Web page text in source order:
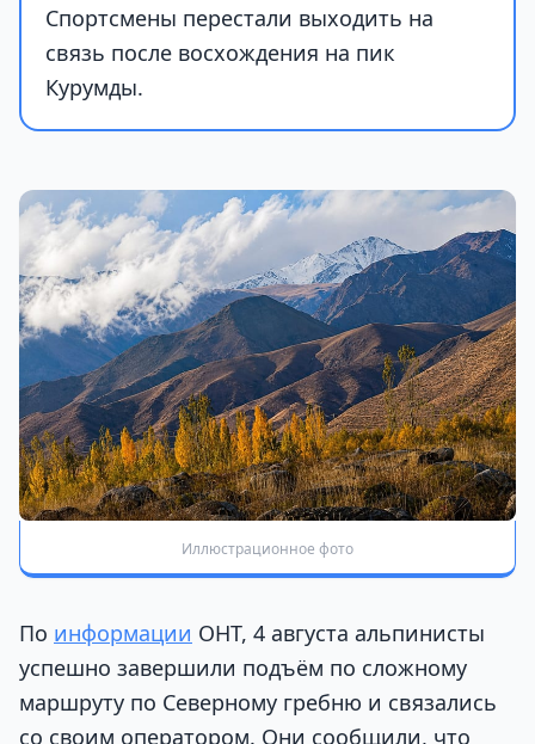
Спортсмены перестали выходить на
связь после восхождения на пик
Курумды.
Иллюстрационное фото
По информации ОНТ, 4 августа альпинисты
успешно завершили подъём по сложному
маршруту по Северному гребню и связались
со своим оператором. Они сообщили, что